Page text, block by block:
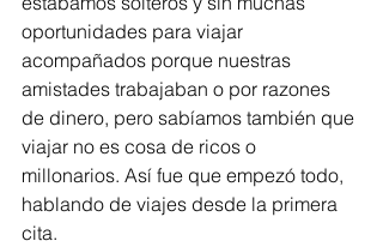
oportunidades para viajar
acompañados porque nuestras
amistades trabajaban o por razones
de dinero, pero sabíamos también que
viajar no es cosa de ricos o
millonarios. Así fue que empezó todo,
hablando de viajes desde la primera
cita.